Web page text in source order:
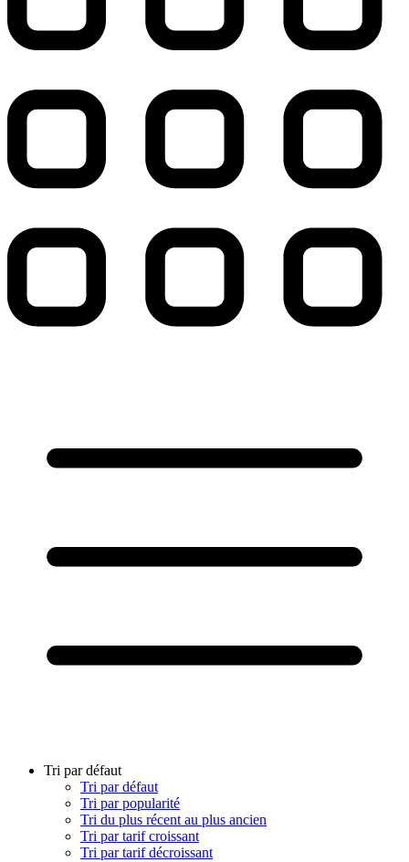
Tri par défaut
Tri par défaut
Tri par popularité
Tri du plus récent au plus ancien
Tri par tarif croissant
Tri par tarif décroissant